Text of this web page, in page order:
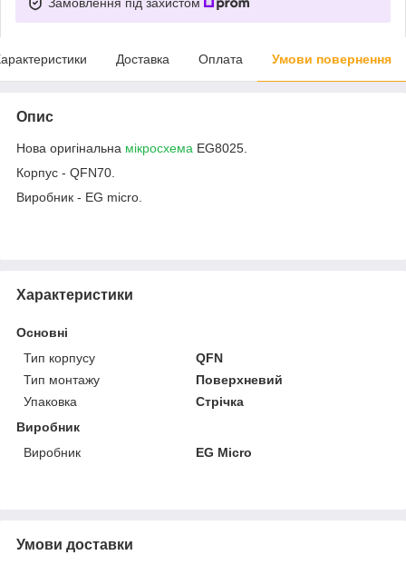
Доставка Оплата Умови повернення
Опис
Нова оригінальна мікросхема EG8025.
Корпус - QFN70.
Виробник - EG micro.
Характеристики
Основні
Тип корпусу
QFN
Тип монтажу
Поверхневий
Упаковка
Стрічка
Виробник
Виробник
EG Micro
Умови доставки